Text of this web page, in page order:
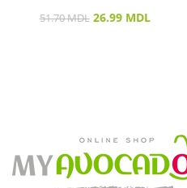
51.70MDL 26.99 MDL